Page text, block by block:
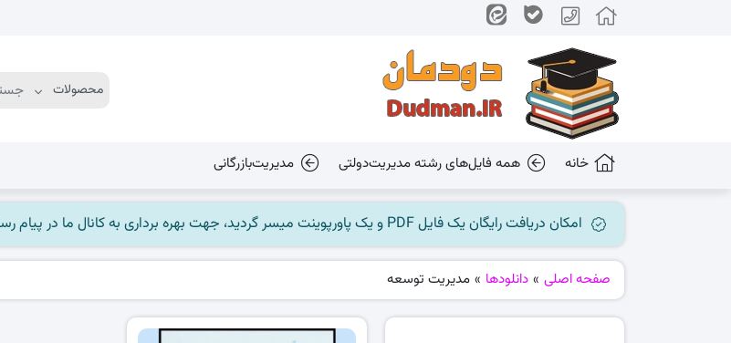
خانه همه فایل‌های رشته مدیریت‌دولتی مدیریت‌بازرگانی
امکان دریافت رایگان یک فایل PDF و یک پاورپوینت میسر گردید، جهت بهره برداری به کانال ما در پیام رسان بله مراجعه کنید @dudman_ir
صفحه اصلی » دانلودها » مدیریت توسعه